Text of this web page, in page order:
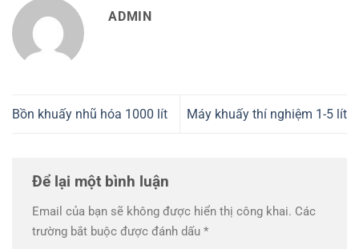
ADMIN
Bồn khuấy nhũ hóa 1000 lít Máy khuấy thí nghiệm 1-5 lít
Để lại một bình luận
Email của bạn sẽ không được hiển thị công khai. Các
trường bắt buộc được đánh dấu *